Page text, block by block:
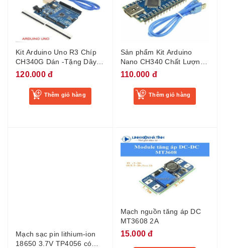
Kit Arduino Uno R3 Chíp
CH340G Dán -Tặng Dây
Kết Nối
120.000 đ
Thêm giỏ hàng
Sản phẩm Kit Arduino
Nano CH340 Chất Lượng
Cao kèm cáp
110.000 đ
Thêm giỏ hàng
Mạch sạc pin lithium-ion
18650 3.7V TP4056 có
Mạch nguồn tăng áp DC
MT3608 2A
15.000 đ